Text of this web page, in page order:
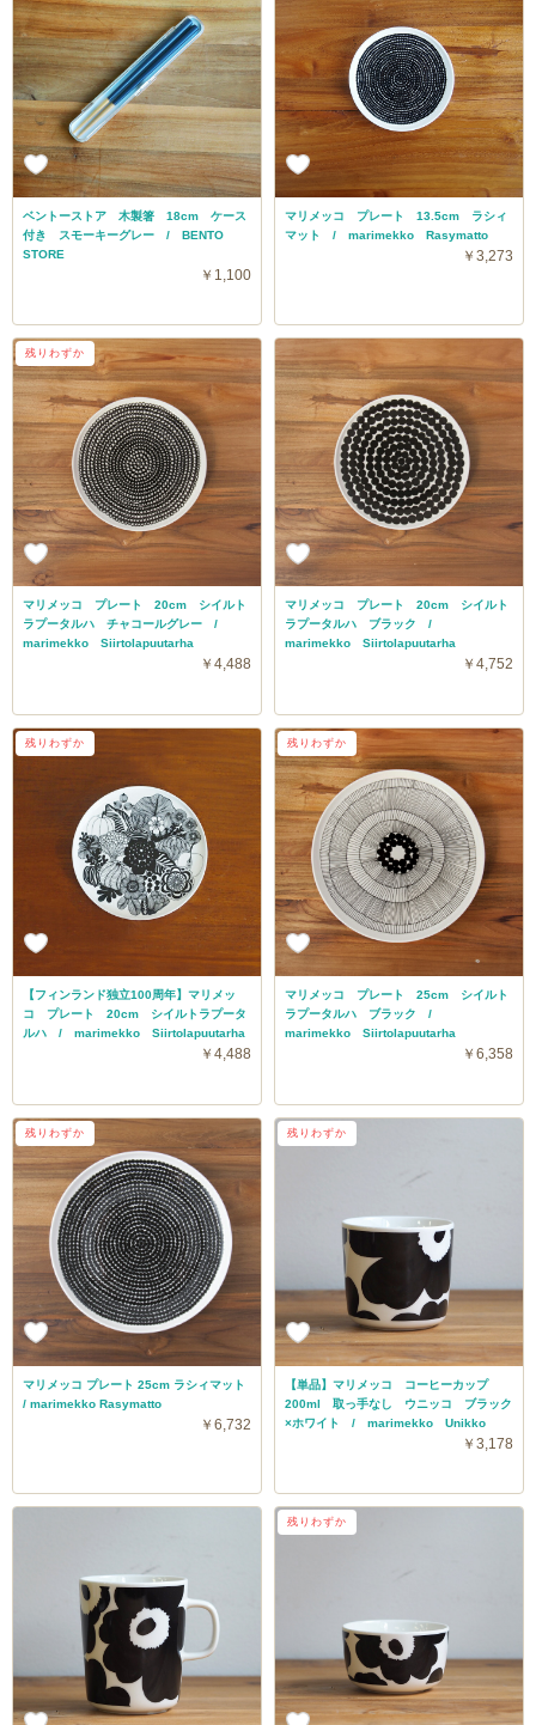
ベントーストア 木製箸 18cm ケース
付き スモーキーグレー / BENTO
STORE
￥1,100
マリメッコ プレート 13.5cm ラシィ
マット / marimekko Rasymatto
￥3,273
マリメッコ プレート 20cm シイルト
ラプータルハ チャコールグレー /
marimekko Siirtolapuutarha
￥4,488
残りわずか
マリメッコ プレート 20cm シイルト
ラプータルハ ブラック /
marimekko Siirtolapuutarha
￥4,752
【フィンランド独立100周年】マリメッ
コ プレート 20cm シイルトラプータ
ルハ / marimekko Siirtolapuutarha
￥4,488
残りわずか
マリメッコ プレート 25cm シイルト
ラプータルハ ブラック /
marimekko Siirtolapuutarha
￥6,358
残りわずか
マリメッコ プレート 25cm ラシィマット
/ marimekko Rasymatto
￥6,732
残りわずか
【単品】マリメッコ コーヒーカップ
200ml 取っ手なし ウニッコ ブラック
×ホワイト / marimekko Unikko
￥3,178
残りわずか
残りわずか